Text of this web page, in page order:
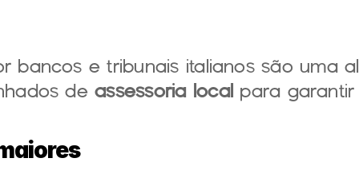
bancos e tribunais italianos são uma
de assessoria local para